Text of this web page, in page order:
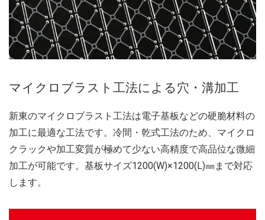
マイクロブラスト工法による穴・溝加工
新東のマイクロブラスト工法は電子基板などの硬脆材料の
加工に最適な工法です。 冷間・乾式工法のため、マイクロ
クラックや加工変質が極めて少ない高精度で高品位な微細
加工が可能です。 基板サイズ1200(W)×1200(L)㎜まで対応
します。